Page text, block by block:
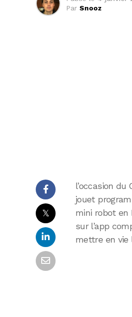
Par Snooz
𝕏
l’occasion du
jouet
mini robot en
sur l’app
mettre en vie